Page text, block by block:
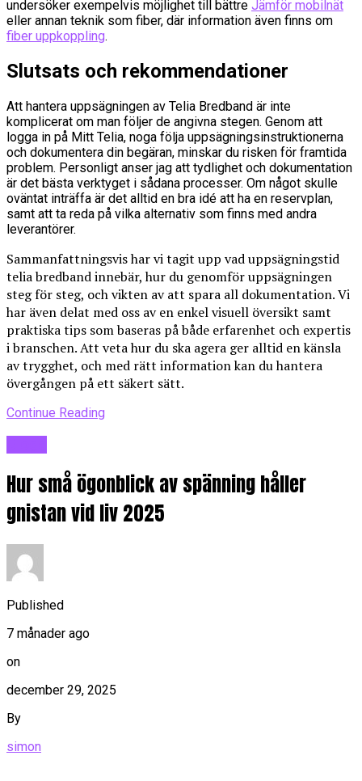
undersöker exempelvis möjlighet till bättre Jämför mobilnät
eller annan teknik som fiber, där information även finns om
fiber uppkoppling.
Slutsats och rekommendationer
Att hantera uppsägningen av Telia Bredband är inte
komplicerat om man följer de angivna stegen. Genom att
logga in på Mitt Telia, noga följa uppsägningsinstruktionerna
och dokumentera din begäran, minskar du risken för framtida
problem. Personligt anser jag att tydlighet och dokumentation
är det bästa verktyget i sådana processer. Om något skulle
oväntat inträffa är det alltid en bra idé att ha en reservplan,
samt att ta reda på vilka alternativ som finns med andra
leverantörer.
Sammanfattningsvis har vi tagit upp vad uppsägningstid
telia bredband innebär, hur du genomför uppsägningen
steg för steg, och vikten av att spara all dokumentation. Vi
har även delat med oss av en enkel visuell översikt samt
praktiska tips som baseras på både erfarenhet och expertis
i branschen. Att veta hur du ska agera ger alltid en känsla
av trygghet, och med rätt information kan du hantera
övergången på ett säkert sätt.
Continue Reading
Hur små ögonblick av spänning håller
gnistan vid liv 2025
Published
7 månader ago
on
december 29, 2025
By
simon